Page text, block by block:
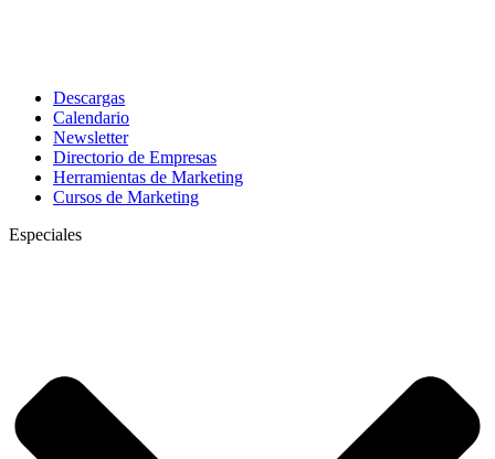
Descargas
Calendario
Newsletter
Directorio de Empresas
Herramientas de Marketing
Cursos de Marketing
Especiales